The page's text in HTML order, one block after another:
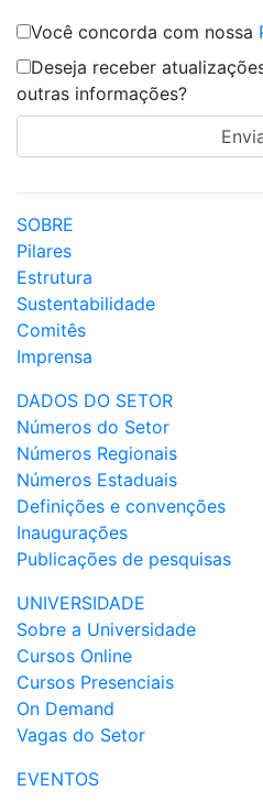
Você concorda com nossa
Deseja receber
outras informações?
SOBRE
Pilares
Estrutura
Sustentabilidade
Comitês
Imprensa
DADOS DO SETOR
Números do Setor
Números Regionais
Números Estaduais
Definições e convenções
Inaugurações
Publicações de pesquisas
UNIVERSIDADE
Sobre a Universidade
Cursos Online
Cursos Presenciais
On Demand
Vagas do Setor
EVENTOS